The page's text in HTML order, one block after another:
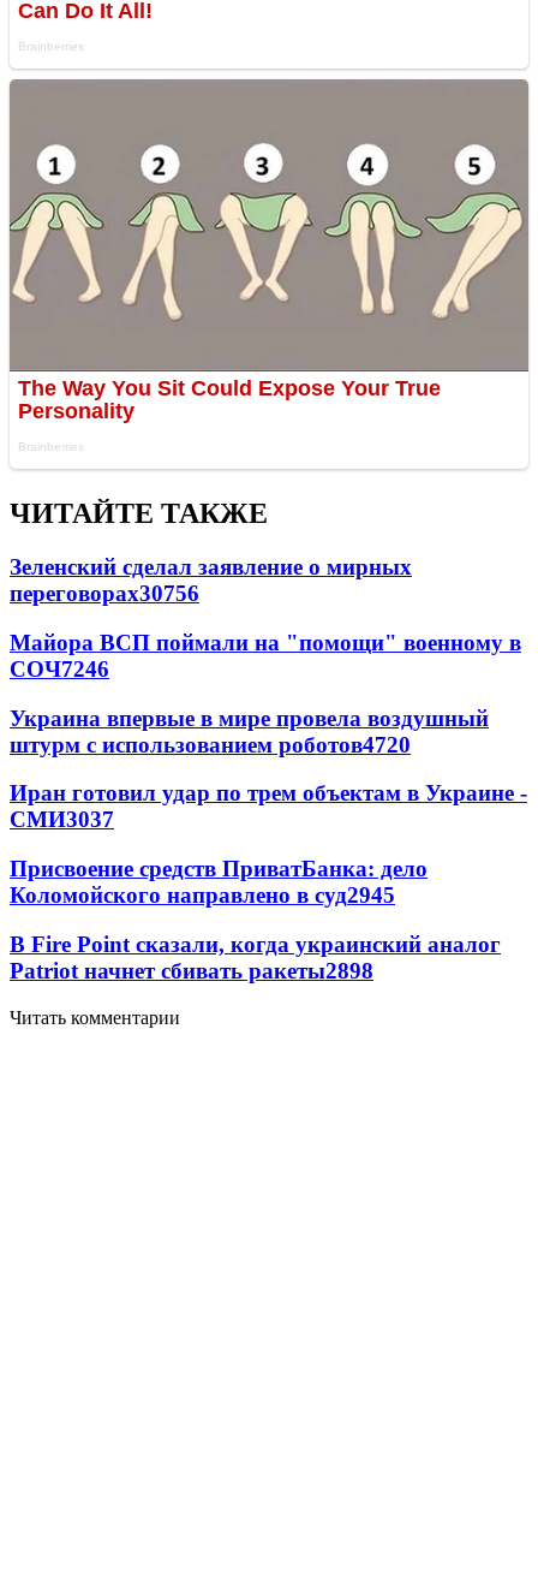
ЧИТАЙТЕ ТАКЖЕ
Зеленский сделал заявление о мирных
переговорах30756
Майора ВСП поймали на "помощи" военному в
СОЧ7246
Украина впервые в мире провела воздушный
штурм с использованием роботов4720
Иран готовил удар по трем объектам в Украине -
СМИ3037
Присвоение средств ПриватБанка: дело
Коломойского направлено в суд2945
В Fire Point сказали, когда украинский аналог
Patriot начнет сбивать ракеты2898
Читать комментарии